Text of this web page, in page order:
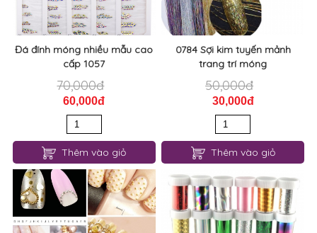
70,000đ
60,000đ
50,000đ
30,000đ